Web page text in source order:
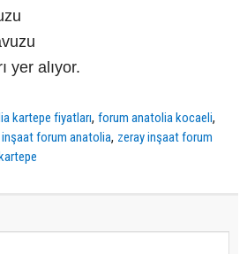
yer alıyor.
kartepe fiyatları,forum anatolia kocaeli,
inşaat forum anatolia, zeray inşaat forum